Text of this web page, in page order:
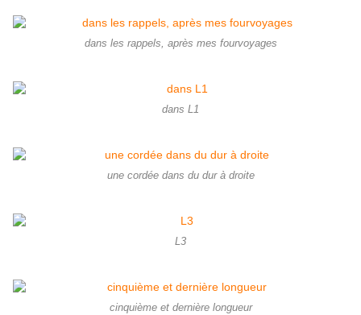
dans les rappels, après mes fourvoyages
dans L1
une cordée dans du dur à droite
L3
cinquième et dernière longueur